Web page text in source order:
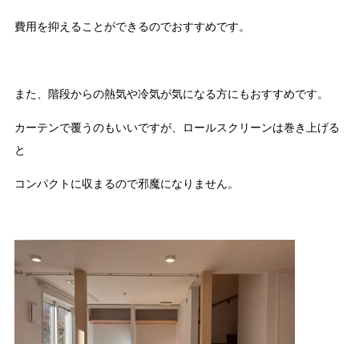
費用を抑えることができるのでおすすめです。
また、階段からの熱気や冷気が気になる方にもおすすめです。
カーテンで覆うのもいいですが、ロールスクリーンは巻き上げる
と
コンパクトに収まるので邪魔になりません。